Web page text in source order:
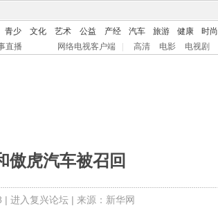
青少 文化 艺术 公益 产经 汽车 旅游 健康 时尚
直播 网络电视客户端 高清 电影 电视剧
傲虎汽车被召回
| 进入复兴论坛| 来源：新华网